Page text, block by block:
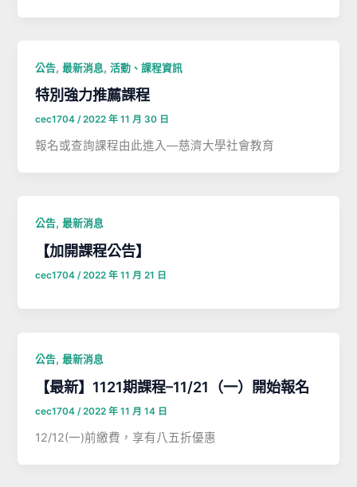
公告,最新消息,活動、課程資訊
特別強力推薦課程
cec1704/2022 年 11 月 30 日
報名或查詢課程由此進入—慈濟大學社會教育
公告,最新消息
【加開課程公告】
cec1704 /2022 年 11 月 21 日
公告,最新消息
【最新】1121期課程–11/21（一）開始報名
cec1704/2022 年 11 月 14 日
12/12(一)前繳費，享有八五折優惠